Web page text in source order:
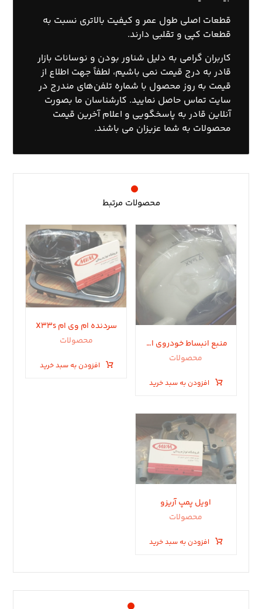
قطعات اصلی طول عمر و کیفیت بالاتری نسبت به
قطعات کپی و تقلبی دارند.
کاربران گرامی به دلیل شناور بودن و نوسانات بازار
قادر به درج قیمت نمی باشیم، لطفاً جهت اطلاع از
قیمت به روز محصول با شماره تلفن‌های مندرج در
سایت تماس حاصل نمایید. کارشناسان ما بصورت
آنلاین قادر به پاسخگویی و اعلام آخرین قیمت
محصولات به شما عزیزان می باشند.
محصولات مرتبط
منبع انبساط خودروی ام وی ام تیگو
محصولات
افزودن به سبد خرید
سردنده ام وی ام X33s
محصولات
افزودن به سبد خرید
اویل پمپ آریزو
محصولات
افزودن به سبد خرید